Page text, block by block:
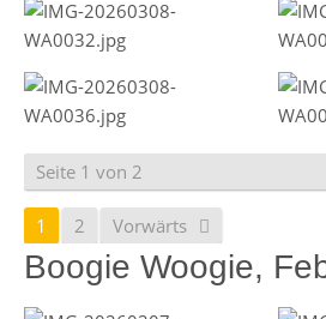
Seite 1 von 2
1 2 Vorwärts
Boogie Woogie,